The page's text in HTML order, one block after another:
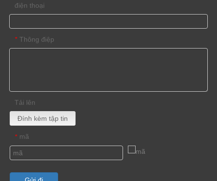
điện thoại
* Thông điệp
Tải lên
Đính kèm tập tin
* mã